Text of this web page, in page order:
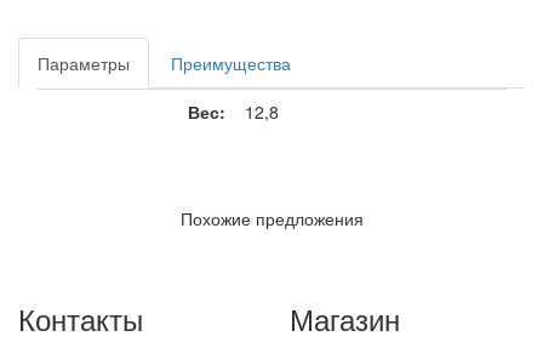
Параметры
Преимущества
Вес:
12,8
Похожие предложения
Контакты Магазин